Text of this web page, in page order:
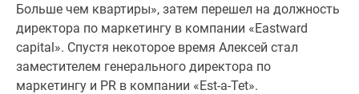
новостроек
Экспертиза
новостроек
Экология
Москвы
Больше чем квартиры», затем перешел на должность
директора по маркетингу в компании «Eastward
capital». Спустя некоторое время Алексей стал
заместителем генерального директора по
маркетингу и PR в компании «Est-a-Tet».